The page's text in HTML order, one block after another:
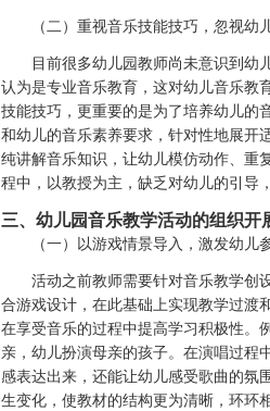
（二）重视音乐技能技巧，忽视幼
目前很多幼儿园教师尚未意识到幼
认为是专业音乐教育，这对幼儿音乐教
技能技巧，更重要的是为了培养幼儿的
和幼儿的音乐素养要求，针对性地展开
纯讲解音乐知识，让幼儿模仿动作、重
程中，以教授为主，缺乏对幼儿的引导
三、幼儿园音乐教学活动的组织开
（一）以游戏情景导入，激发幼儿
活动之前教师需要针对音乐教学创
合游戏设计，在此基础上实现教学过渡
在享受音乐的过程中提高学习积极性。
亲，幼儿扮演母亲的孩子。在演唱过程
感表达出来，还能让幼儿感受歌曲的氛
生变化，使教材的结构更为清晰，环环